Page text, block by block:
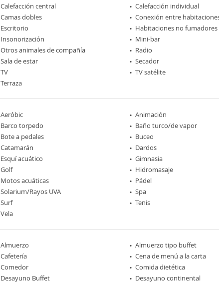
Calefacción central
Calefacción individual
Camas dobles
Conexión entre
Escritorio
Habitaciones no fumadores
Insonorización
Mini-bar
Otros animales de compañía
Radio
Sala de estar
Secador
TV
TV satélite
Terraza
Aeróbic Animación
Barco torpedo
Baño turco/de vapor
Bote a pedales
Buceo
Catamarán
Dardos
Esquí acuático
Gimnasia
Golf
Hidromasaje
Motos acuáticas
Pádel
Solarium/Rayos UVA
Spa
Surf
Tenis
Vela
Almuerzo Almuerzo tipo buffet
Cafetería
Cena de menú a la carta
Comedor
Comida dietética
Desayuno Buffet
Desayuno continental